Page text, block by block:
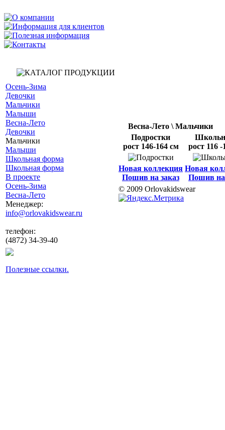
Осень-Зима
Девочки
Мальчики
Малыши
Весна-Лето
Девочки
Мальчики
Малыши
Школьная форма
Школьная форма
В проекте
Осень-Зима
Весна-Лето
Менеджер:
info@orlovakidswear.ru
телефон:
(4872) 34-39-40
Полезные ссылки.
Весна-Лето \Мальчики
Подростки
рост 146-164 см
рост 116
Новая коллекция
Пошив на заказ
Новая
Пошив на
© 2009 Orlovakidswear